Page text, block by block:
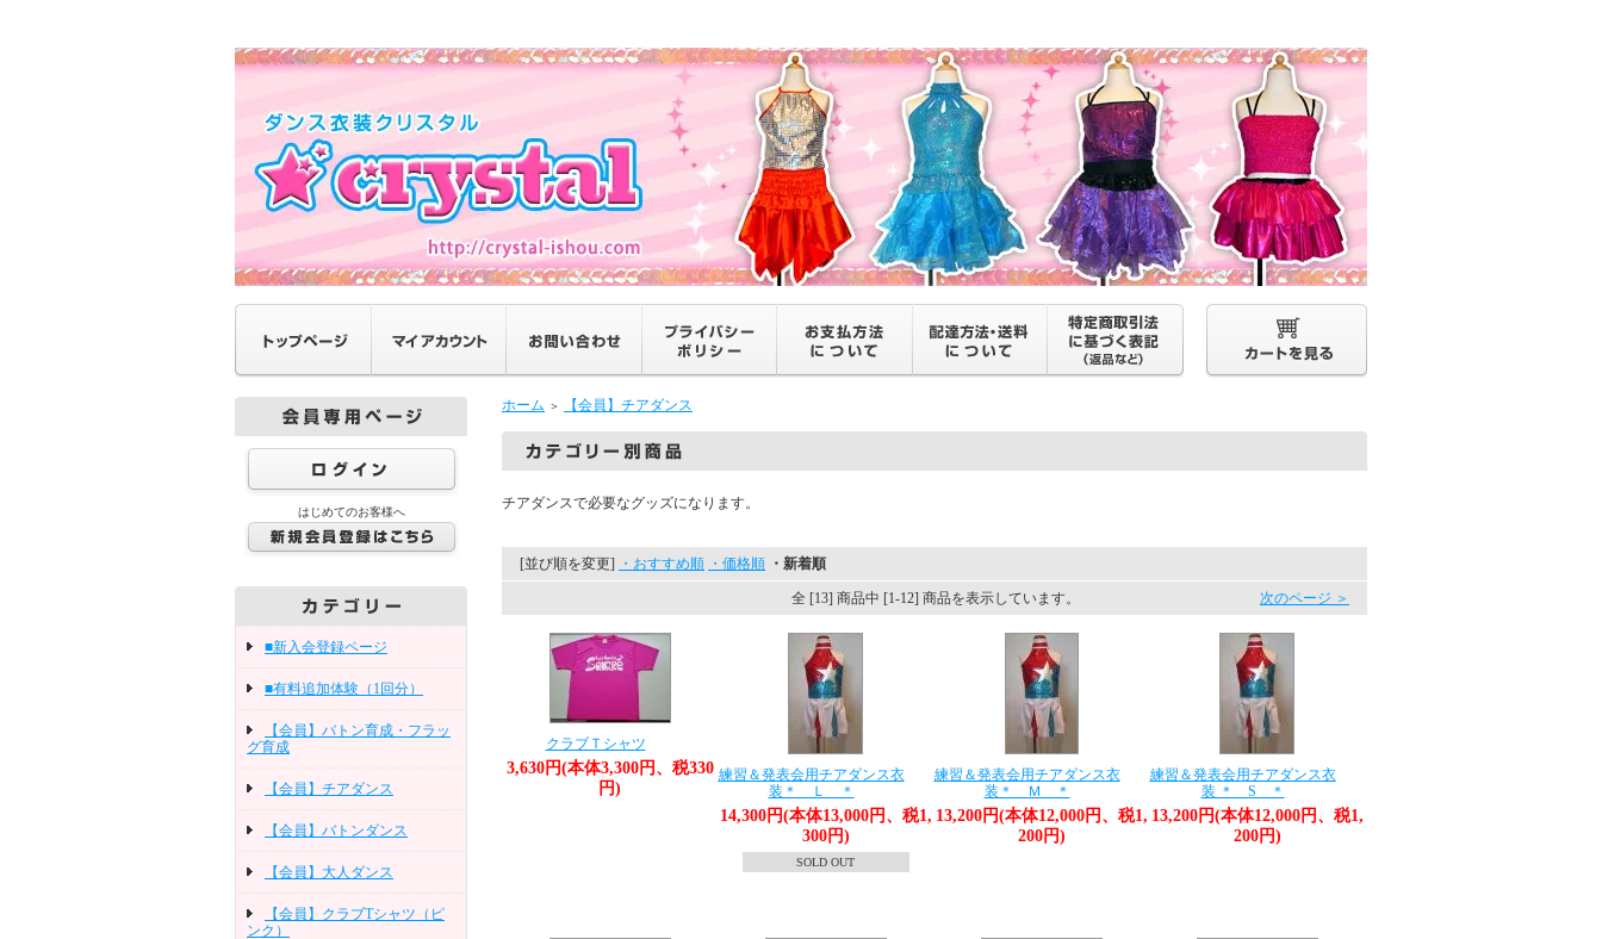
はじめてのお客様へ
■新入会登録ページ
■有料追加体験（1回分）
【会員】バトン育成・フラッ
グ育成
【会員】チアダンス
【会員】バトンダンス
【会員】大人ダンス
【会員】クラブTシャツ（ピ
ンク）
ホーム ＞ 【会員】チアダンス
チアダンスで必要なグッズになります。
[並び順を変更] ・おすすめ順 ・価格順 ・新着順
全 [13] 商品中 [1-12] 商品を表示しています。 次のページ ＞
クラブＴシャツ
3,630円(本体3,300円、税330
円)
練習＆発表会用チアダンス衣
装＊ Ｌ ＊
14,300円(本体13,000円、税1,
300円)
SOLD OUT
練習＆発表会用チアダンス衣
装＊ Ｍ ＊
13,200円(本体12,000円、税1,
200円)
練習＆発表会用チアダンス衣
装 ＊ S ＊
13,200円(本体12,000円、税1,
200円)